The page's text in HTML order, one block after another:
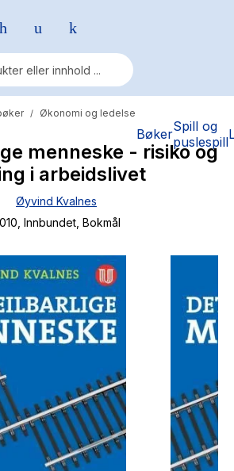
BøkerSpill og
puslespill
Sorensen
/ Økonomi og ledelse
menneske - risiko og
i arbeidslivet
Øyvind Kvalnes
, Innbundet, Bokmål